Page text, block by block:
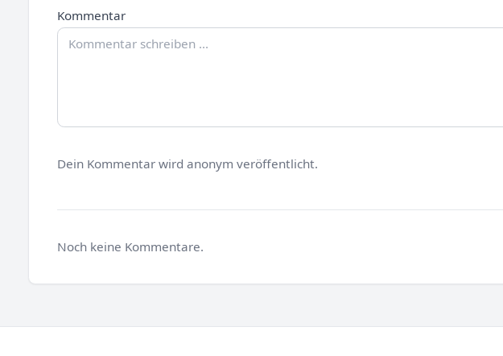
Kommentar
Dein Kommentar wird anonym veröffentlicht.
Noch keine Kommentare.